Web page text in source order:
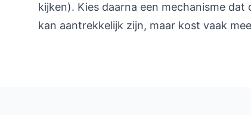
kijken). Kies daarna een mechanisme
kan aantrekkelijk zijn, maar kost vaak